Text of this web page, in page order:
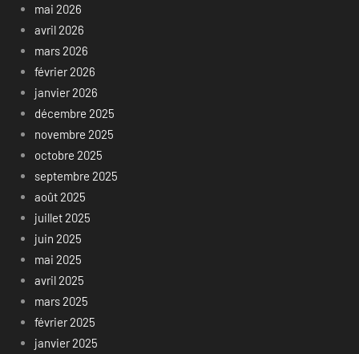
mai 2026
avril 2026
mars 2026
février 2026
janvier 2026
décembre 2025
novembre 2025
octobre 2025
septembre 2025
août 2025
juillet 2025
juin 2025
mai 2025
avril 2025
mars 2025
février 2025
janvier 2025